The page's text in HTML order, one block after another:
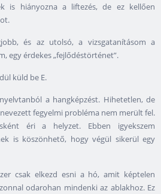
is hiányozna a liftezés, de ez kellően
és az utolsó, a vizsgatanításom a
egy érdekes „fejlődéstörténet”.
küld be E.
a hangképzést. Hihetetlen, de
fegyelmi probléma nem merült fel.
éri a helyzet. Ebben igyekszem
is köszönhető, hogy végül sikerül egy
csak elkezd esni a hó, amit képtelen
odarohan mindenki az ablakhoz. Ez